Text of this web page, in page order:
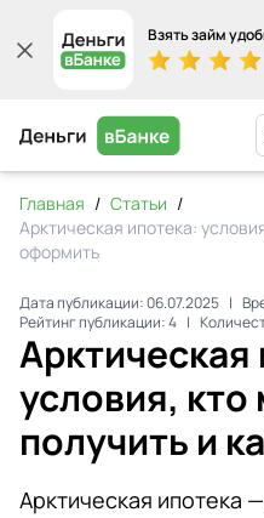
Взять займ
Главная / Статьи /
Арктическая ипотека:
оформить
Дата публикации:06.07.2025 |
Рейтинг публикации:4 |
Арктическая
условия,
получить и
Арктическая ипотека